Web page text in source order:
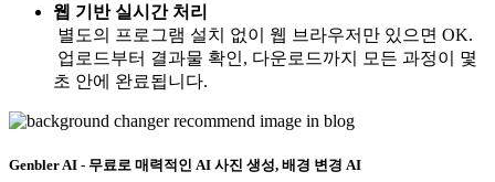
웹 기반 실시간 처리
별도의 프로그램 설치 없이 웹 브라우저만 있으면 OK.
업로드부터 결과물 확인, 다운로드까지 모든 과정이 몇
초 안에 완료됩니다.
Genbler AI - 무료로 매력적인 AI 사진 생성, 배경 변경 AI